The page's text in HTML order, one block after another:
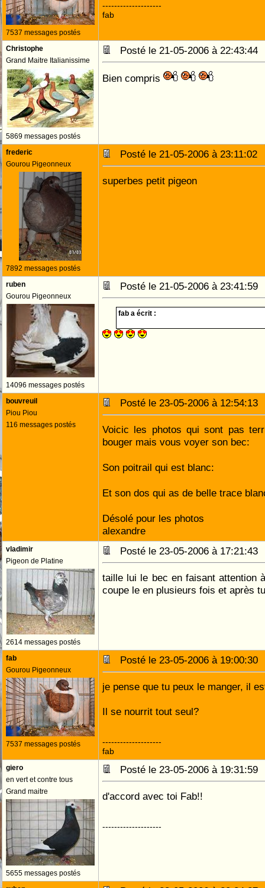
7537 messages postés
--------------------
fab
Christophe
Grand Maitre Italianissime
5869 messages postés
Posté le 21-05-2006 à
Bien compris
frederic
Gourou Pigeonneux
7892 messages postés
Posté le 21-05-2006 à
superbes petit pigeon
ruben
Gourou Pigeonneux
14096 messages postés
Posté le 21-05-2006 à
fab a écrit :
bouvreuil
Piou Piou
116 messages postés
Posté le 23-05-2006 à
Voicic les photos qui sont pas
bouger mais vous voyer son bec:
Son poitrail qui est blanc:
Et son dos qui as de belle trace
Désolé pour les photos
alexandre
vladimir
Pigeon de Platine
2614 messages postés
Posté le 23-05-2006 à
taille lui le bec en faisant attention
coupe le en plusieurs fois et après
fab
Gourou Pigeonneux
7537 messages postés
Posté le 23-05-2006 à
je pense que tu peux le manger, il
Il se nourrit tout seul?
--------------------
fab
giero
en vert et contre tous
Grand maitre
5655 messages postés
Posté le 23-05-2006 à
d'accord avec toi Fab!!
--------------------